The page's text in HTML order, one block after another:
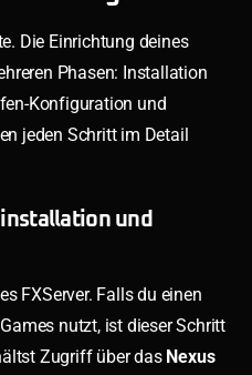
Die Einrichtung deines
Phasen: Installation
Konfiguration und
jeden Schritt im Detail
und
FXServer. Falls du einen
nutzt, ist dieser Schritt
Zugriff über das Nexus